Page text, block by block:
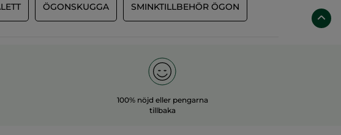
ÖGONSKUGGA SMINKTILLBEHÖR ÖGON
100% nöjd eller pengarna
tillbaka